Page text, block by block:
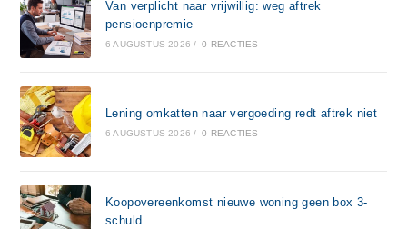
Van verplicht naar vrijwillig: weg aftrek
pensioenpremie
6 AUGUSTUS 2026 / 0 REACTIES
Lening omkatten naar vergoeding redt aftrek niet
6 AUGUSTUS 2026 / 0 REACTIES
Koopovereenkomst nieuwe woning geen box 3-
schuld